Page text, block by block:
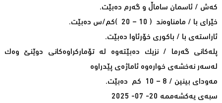
کەش / ئاسمان ساماڵ و گەرم دەبێت.
خێراى با / مامناوەند ( 10 – 20 )کم/س دەبێت.
ئاراستەی با / باكوری خۆرئاوا دەبێت.
پلەکانی گەرما / نزیک دەبێتەوە لە تۆمارکراوەکانی دوێنێ وەک
لەسەر نەخشەى خوارەوە ئاماژەى پێدراوە
مەوداى بینین / 8 – 10 کم دەبێت.
سبەی یەکشەممە 20- 07- 2025